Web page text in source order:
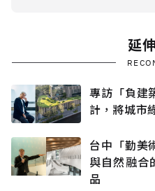
延
專訪「負建
計，將城市
台中「勤美
與自然融合
品